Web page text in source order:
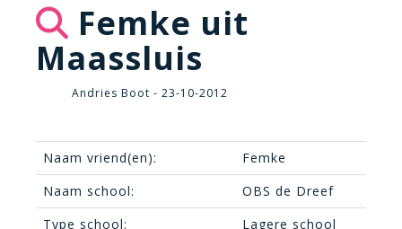
Femke uit
Maassluis
Andries Boot - 23-10-2012
Naam vriend(en):
Femke
Naam school:
OBS de Dreef
Type school:
Lagere school